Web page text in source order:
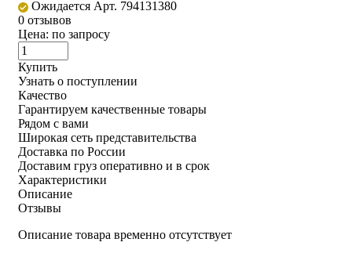
Ожидается Арт. 794131380
0 отзывов
Цена: по запросу
Купить
Узнать о поступлении
Качество
Гарантируем качественные товары
Рядом с вами
Широкая сеть представительства
Доставка по России
Доставим груз оперативно и в срок
Характеристики
Описание
Отзывы
Описание товара временно отсутствует